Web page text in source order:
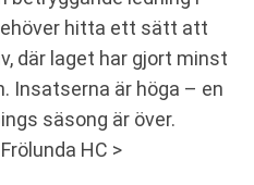
hitta ett sätt att
där laget har gjort minst
Insatserna är höga – en
säsong är över.
HC >